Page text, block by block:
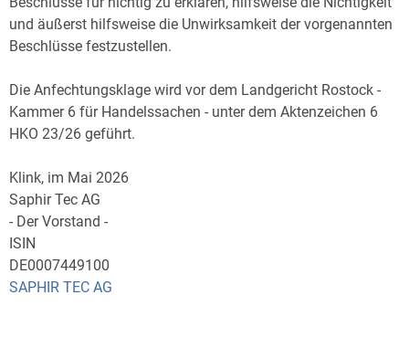
und äußerst hilfsweise die Unwirksamkeit der vorgenannten
Beschlüsse festzustellen.
Die Anfechtungsklage wird vor dem Landgericht Rostock -
Kammer 6 für Handelssachen - unter dem Aktenzeichen 6
HKO 23/26 geführt.
Klink, im Mai 2026
Saphir Tec AG
- Der Vorstand -
ISIN
DE0007449100
SAPHIR TEC AG